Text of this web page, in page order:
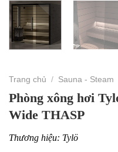
Trang chủ / Sauna - Steam
Phòng xông hơi
Wide THASP
Thương hiệu: Tylö